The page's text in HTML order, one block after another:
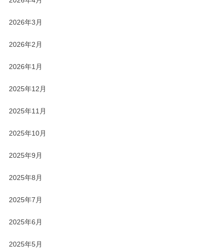
2026年3月
2026年2月
2026年1月
2025年12月
2025年11月
2025年10月
2025年9月
2025年8月
2025年7月
2025年6月
2025年5月